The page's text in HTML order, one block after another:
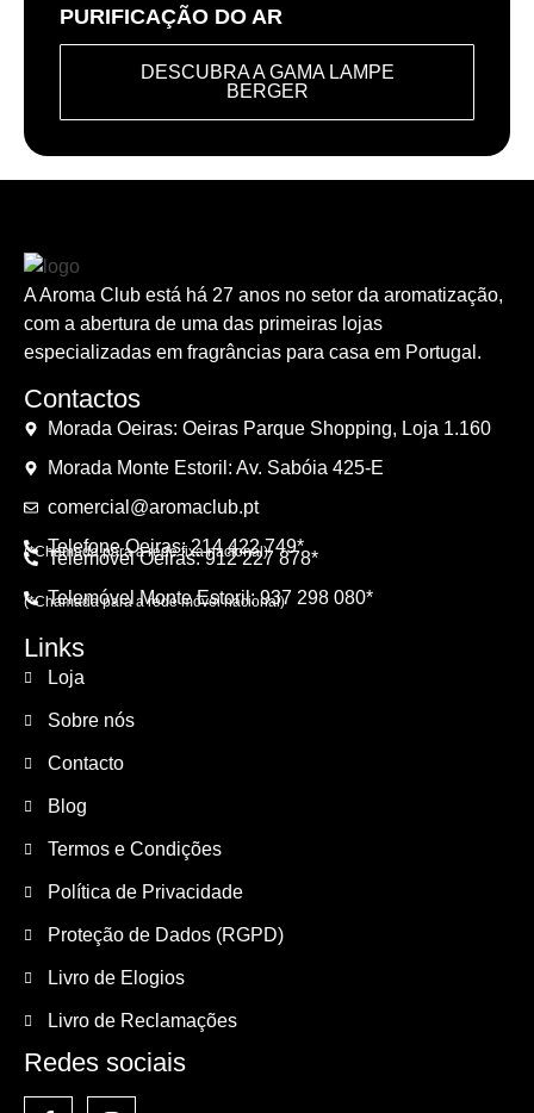
PURIFICAÇÃO DO AR
DESCUBRA A GAMA LAMPE
BERGER
A Aroma Club está há 27 anos no setor da aromatização,
com a abertura de uma das primeiras lojas
especializadas em fragrâncias para casa em Portugal.
Contactos
Morada Oeiras: Oeiras Parque Shopping, Loja 1.160
Morada Monte Estoril: Av. Sabóia 425-E
comercial@aromaclub.pt
Telefone Oeiras: 214 422 749*
(*Chamada para a rede fixa nacional)
Telemóvel Oeiras: 912 227 878*
Telemóvel Monte Estoril: 937 298 080*
(*Chamada para a rede móvel nacional)
Links
Loja
Sobre nós
Contacto
Blog
Termos e Condições
Política de Privacidade
Proteção de Dados (RGPD)
Livro de Elogios
Livro de Reclamações
Redes sociais